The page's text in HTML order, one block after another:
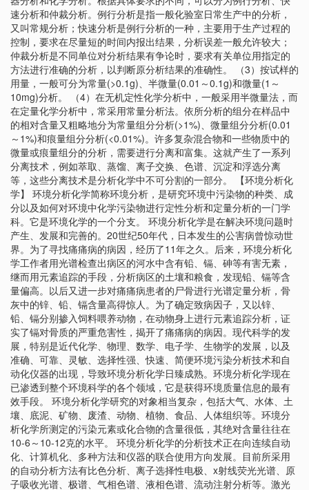
速分析和仲裁分析。例行分析是指一般化验室日常生产中的分析，
又叫常规分析；快速分析是例行分析的一种，主要用于生产过程的
控制，要求在尽量短的时间内报出结果，分析误差一般允许较大；
仲裁分析是不同单位对分析结果有争论时，要求有关单位用指定的
方法进行准确的分析，以判断原分析结果的准确性。 （3）按试样的
用量，一般可分为常量(>0.1g)、半微量(0.01～0.1g)和微量(1～
10mg)分析。 （4）在无机定性化学分析中，一般采用半微量法，而
在定量化学分析中，常采用常量分析法。依所分析的组分在样品中
的相对含量又粗略地分为常量组分分析(>1%)、微量组分分析(0.01
～1%)和痕量组分分析(<0.01%)。许多复杂混合物和一些物质中的
微量或痕量组分的分析，需要进行分离和富集。这就产生了一系列
分离技术，例如萃取、蒸馏、离子交换、色谱、沉淀和浮选分离
等，这些分离技术是分析化学中不可分割的一部分。 【环境分析化
学】 环境分析化学简称环境分析，是研究环境中污染物的种类、成
分以及如何对环境中化学污染物进行定性分析和定量分析的一门学
科。它是环境化学的一个分支。 环境分析化学是在解决环境问题时
产生、发展和完善的。20世纪50年代，日本发生的公害病曾惊动世
界。为了寻找痛痛病的病因，经历了11年之久。后来，环境分析化
学工作者用光谱检查出病区的河水中含有铅、镉、砷等有害无素，
继而用元素追踪的手段，分析病区的土壤和粮食，发现铅、镉等含
量偏高。以后又进一步对痛痛病患者的尸骨进行光谱定量分析，骨
灰中的锌、铅、镉含量高得惊人。为了确定致病因子，又以锌、
铅、镉分别掺入饲料喂养动物，在动物身上进行元素追踪分析，证
实了镉对骨质的严重危害性，揭开了痛痛病的病因。现代科学的发
展，特别是近代化学、物理、数学、电子学、生物学的发展，以及
准确、可靠、灵敏、选择性强、快速、简便环境污染分析技术和自
动化仪器的出现，导致环境分析化学日臻成熟。环境分析化学现在
已渗透到整个环境科学的各个领域，它是获得环境质量信息的最有
效手段。 环境分析化学研究的对象相当复杂，包括大气、水体、土
壤、底泥、矿物、废渣、动物、植物、食品、人体组织等。环境分
析化学所测定的污染元素或化合物的含量很低，其绝对含量往往在
10-6～10-12克的水平。 环境分析化学的分析技术正在向连续自动
化、计算机化、多种方法和仪器的联合使用方向发展。目前所采用
的自动分析方法有比色分析、离子选择性电极、x射线荧光光谱、原
子吸收光谱、极谱、气相色谱、液相色谱、流动注射分析等。激光